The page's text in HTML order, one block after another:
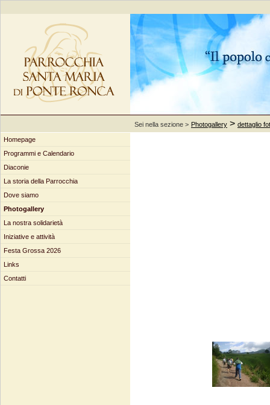
Sei nella sezione > Photogallery > dettaglio
Homepage
Programmi e Calendario
Diaconie
La storia della Parrocchia
Dove siamo
Photogallery
La nostra solidarietà
Iniziative e attività
Festa Grossa 2026
Links
Contatti